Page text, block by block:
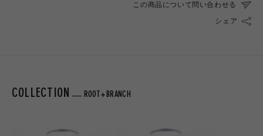
この商品について問い合わせる
シェア
COLLECTION ROOT+BRANCH